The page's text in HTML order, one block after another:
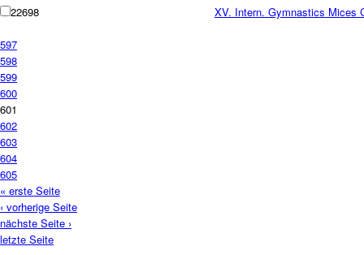
22698 XV. Intern. Gymnastics Mices
597
598
599
600
601
602
603
604
605
« erste Seite
‹ vorherige Seite
nächste Seite ›
letzte Seite